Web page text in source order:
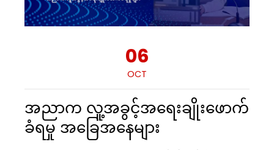
06
OCT
အညာက လူ့အခွင့်အရေးချိုးဖောက်
ခံရမှု အခြေအနေများ